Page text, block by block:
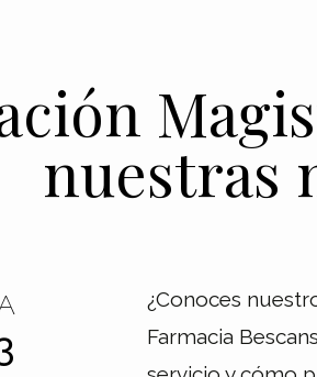
nuestras
¿Conoces
Farmacia